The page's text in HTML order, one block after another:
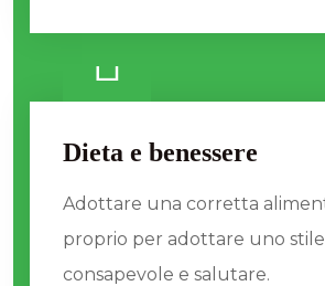
Dieta e benessere
Adottare una corretta
proprio per adottare uno
consapevole e salutare.